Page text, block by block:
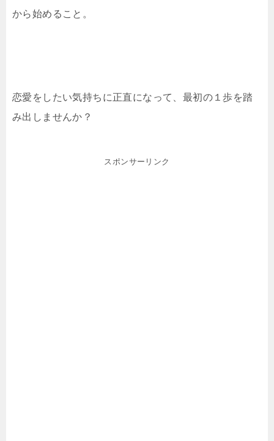
から始めること。
恋愛をしたい気持ちに正直になって、最初の１歩を踏
み出しませんか？
スポンサーリンク